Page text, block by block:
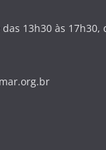
13h30 às 17h30,